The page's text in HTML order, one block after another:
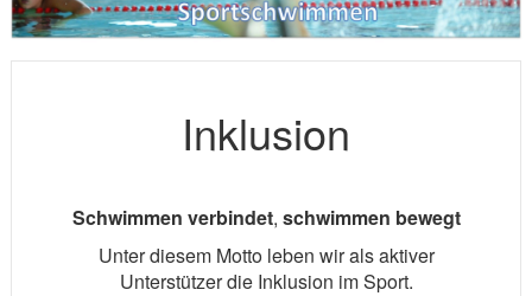
Inklusion
Schwimmen verbindet, schwimmen bewegt
Unter diesem Motto leben wir als aktiver
Unterstützer die Inklusion im Sport.